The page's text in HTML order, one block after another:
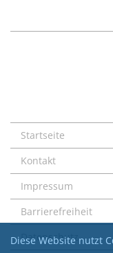
Startseite
Kontakt
Impressum
Barrierefreiheit
Datenschutz
Diese Website nutzt